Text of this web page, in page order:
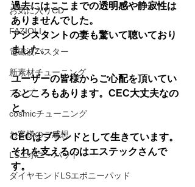
お気に入りCD
FAZIOLI
電磁波バスター
新素材チューニング
アンプ
cosmicチューニング
お客様のご感想
LSエボニーパッド
ダイヤモンドLSエボニーパッド
過去にはここまでの透明感や静寂性は
ありませんでした。
アシスタントの妻も驚いて聴いており
ました。
ユーザーの皆様からご心配を頂いてい
るところもあります。CEC大丈夫なの
と。
CECはブランドとして生きています。
それを支えるのはエステックさんで
す。